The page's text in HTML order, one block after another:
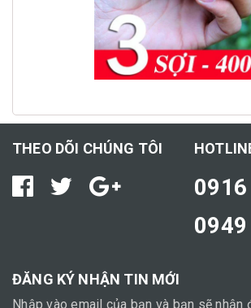
THEO DÕI CHÚNG TÔI
ĐĂNG KÝ NHẬN TIN MỚI
Nhập vào email của bạn và bạn sẽ nhận